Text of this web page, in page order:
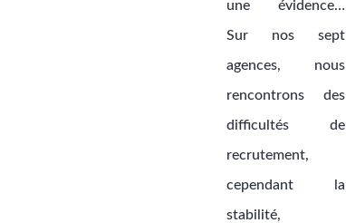
une évidence…
Sur nos sept
agences, nous
rencontrons des
difficultés de
recrutement,
cependant la
stabilité,